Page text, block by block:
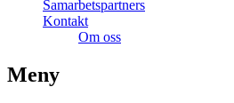
Samarbetspartners
Kontakt
Om oss
Meny